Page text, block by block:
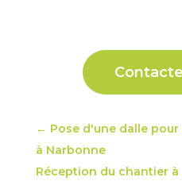
← Pose d'une dalle
à Narbonne
Réception du chantier à